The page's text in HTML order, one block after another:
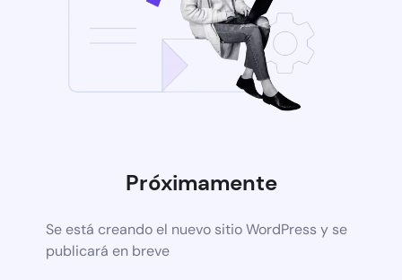
Próximamente
Se está creando el nuevo sitio WordPress y se
publicará en breve